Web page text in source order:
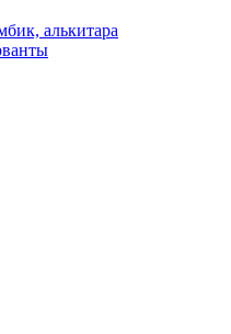
алькитара